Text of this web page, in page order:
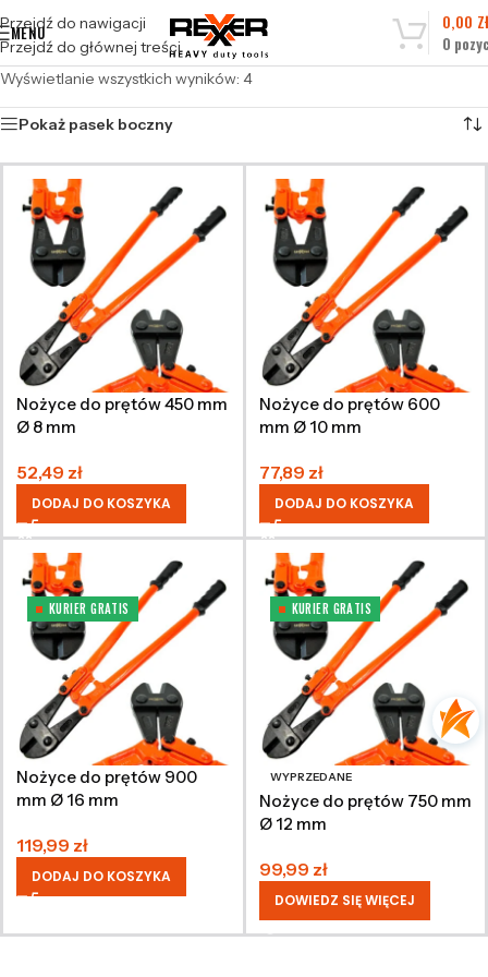
Przejdź do nawigacji
Przejdź do głównej treści
MENU
0
0,00
Wyświetlanie wszystkich wyników: 4
Pokaż pasek boczny
Nożyce do prętów 450 mm
Ø 8 mm
52,49 zł
DODAJ DO KOSZYKA
Nożyce do prętów 600
mm Ø 10 mm
77,89 zł
DODAJ DO KOSZYKA
KURIER GRATIS
Nożyce do prętów 900
mm Ø 16 mm
119,99 zł
DODAJ DO KOSZYKA
KURIER GRATIS
WYPRZEDANE
Nożyce do prętów 750 mm
Ø 12 mm
99,99 zł
DOWIEDZ SIĘ WIĘCEJ